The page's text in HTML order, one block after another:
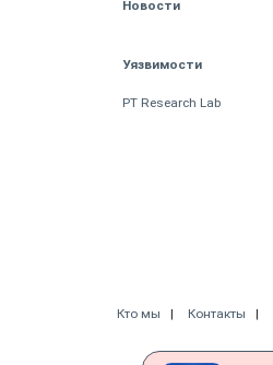
Новости
Уязвимости
PT Research Lab
Кто мы Контакты